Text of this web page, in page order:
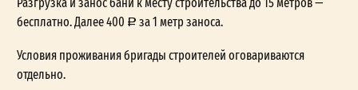
бесплатно. Далее 400
за 1 метр заноса.
Условия проживания бригады строителей оговариваются
отдельно.